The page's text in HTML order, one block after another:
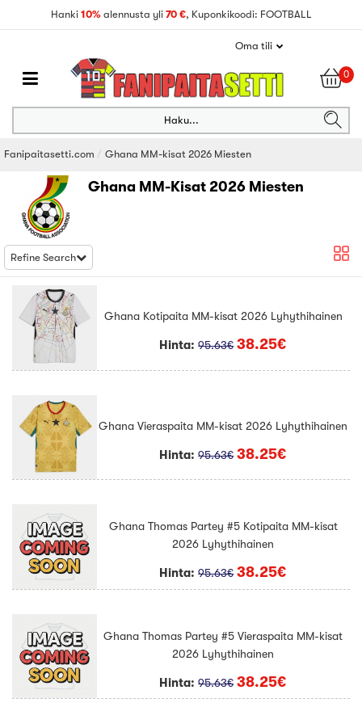
Hanki 10% alennusta yli 70 €, Kuponkikoodi: FOOTBALL
Oma tili
0
Haku...
Fanipaitasetti.com Ghana MM-kisat 2026 Miesten
Ghana MM-Kisat 2026 Miesten
Refine Search
Ghana Kotipaita MM-kisat 2026 Lyhythihainen
Hinta:95.63€ 38.25€
Ghana Vieraspaita MM-kisat 2026 Lyhythihainen
Hinta:95.63€ 38.25€
Ghana Thomas Partey #5 Kotipaita MM-kisat
2026 Lyhythihainen
Hinta:95.63€ 38.25€
Ghana Thomas Partey #5 Vieraspaita MM-kisat
2026 Lyhythihainen
Hinta:95.63€ 38.25€